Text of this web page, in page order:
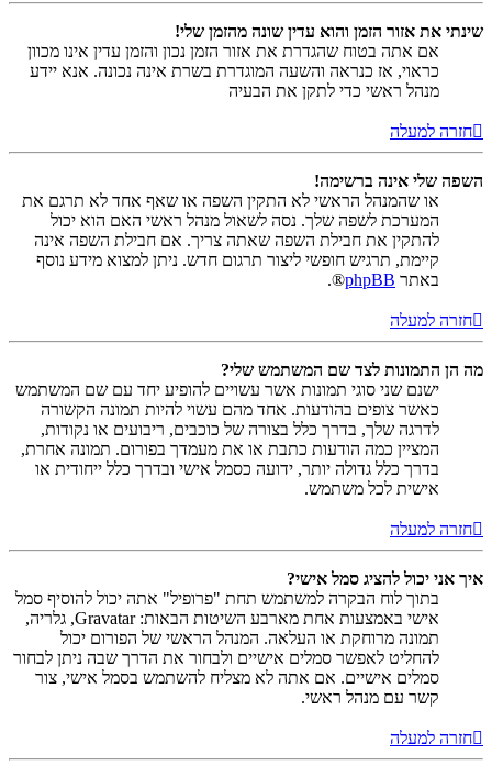
שינתי את אזור הזמן והוא עדין שונה מהזמן שלי!
אם אתה בטוח שהגדרת את אזור הזמן נכון והזמן עדין אינו מכוון
כראוי, אז כנראה והשעה המוגדרת בשרת אינה נכונה. אנא יידע
מנהל ראשי כדי לתקן את הבעיה
חזרה למעלה
השפה שלי אינה ברשימה!
או שהמנהל הראשי לא התקין השפה או שאף אחד לא תרגם את
המערכת לשפה שלך. נסה לשאול מנהל ראשי האם הוא יכול
להתקין את חבילת השפה שאתה צריך. אם חבילת השפה אינה
קיימת, תרגיש חופשי ליצור תרגום חדש. ניתן למצוא מידע נוסף
באתר phpBB
®.
חזרה למעלה
מה הן התמונות לצד שם המשתמש שלי?
ישנם שני סוגי תמונות אשר עשויים להופיע יחד עם שם המשתמש
כאשר צופים בהודעות. אחד מהם עשוי להיות תמונה הקשורה
לדרגה שלך, בדרך כלל בצורה של כוכבים, ריבועים או נקודות,
המציין כמה הודעות כתבת או את מעמדך בפורום. תמונה אחרת,
בדרך כלל גדולה יותר, ידועה כסמל אישי ובדרך כלל ייחודית או
אישית לכל משתמש.
חזרה למעלה
איך אני יכול להציג סמל אישי?
בתוך לוח הבקרה למשתמש תחת "פרופיל" אתה יכול להוסיף סמל
אישי באמצעות אחת מארבע השיטות הבאות: Gravatar, גלריה,
תמונה מרוחקת או העלאה. המנהל הראשי של הפורום יכול
להחליט לאפשר סמלים אישיים ולבחור את הדרך שבה ניתן לבחור
סמלים אישיים. אם אתה לא מצליח להשתמש בסמל אישי, צור
קשר עם מנהל ראשי.
חזרה למעלה